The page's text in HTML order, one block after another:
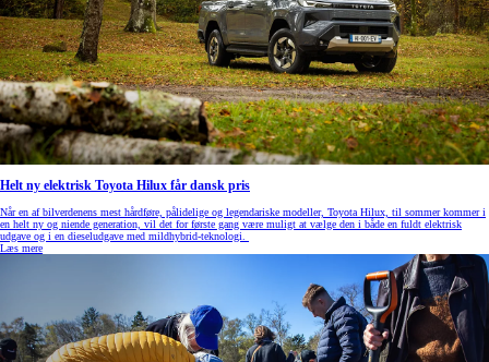
Helt ny elektrisk Toyota Hilux får dansk pris
Når en af bilverdenens mest hårdføre, pålidelige og legendariske modeller, Toyota Hilux, til sommer kommer i
en helt ny og niende generation, vil det for første gang være muligt at vælge den i både en fuldt elektrisk
udgave og i en dieseludgave med mildhybrid-teknologi.
Læs mere